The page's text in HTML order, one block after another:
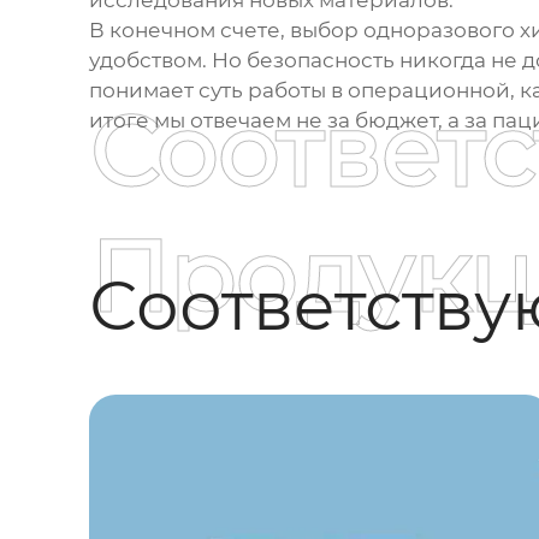
В конечном счете, выбор одноразового
удобством. Но безопасность никогда не
понимает суть работы в операционной,
итоге мы отвечаем не за бюджет, а за